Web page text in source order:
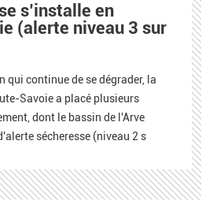
s’installe en
(alerte niveau 3 sur
qui continue de se dégrader, la
Savoie a placé plusieurs
dont le bassin de l'Arve
sécheresse (niveau 2 s